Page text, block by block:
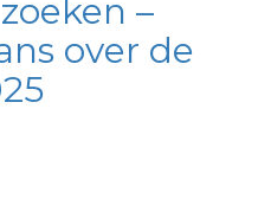
–
over de